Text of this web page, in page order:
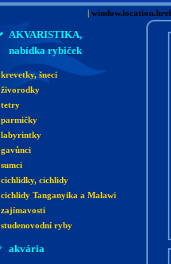
AKVARISTIKA,
nabídka rybiček
krevetky, šneci
živorodky
tetry
parmičky
labyrintky
gavůnci
sumci
cichlidky, cichlidy
cichlidy Tanganyika a Malawi
zajímavosti
studenovodní ryby
akvária